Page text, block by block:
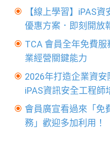
【線上學習】iPAS
優惠方案．即刻開放
TCA 會員全年免費
業經營關鍵能力
2026年打造企業資
iPAS資訊安全工程師
會員廣宣看過來「免
務」歡迎多加利用！